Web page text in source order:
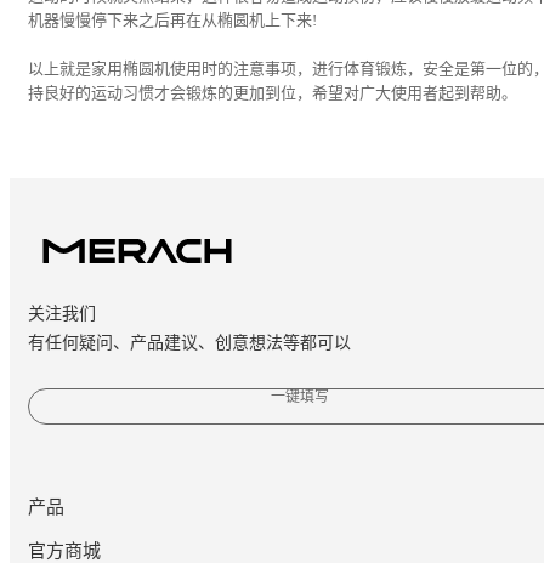
机器慢慢停下来之后再在从椭圆机上下来!
以上就是家用椭圆机使用时的注意事项，进行体育锻炼，安全是第一位的
持良好的运动习惯才会锻炼的更加到位，希望对广大使用者起到帮助。
关注我们
有任何疑问、产品建议、创意想法等都可以
一键填写
产品
官方商城